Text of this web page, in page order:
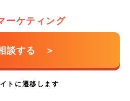
ーケティング